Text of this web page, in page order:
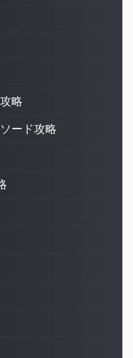
略
ード攻略